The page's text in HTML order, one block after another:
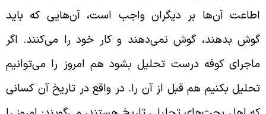
آن‌ها بر دیگران واجب است، آن‌هایی که باید
بدهند، گوش نمی‌دهند و کار خود را می‌کنند. اگر
کوفه درست تحلیل بشود هم امروز را می‌توانیم
بکنیم هم قبل از آن را. در واقع در تاریخ آن کسانی